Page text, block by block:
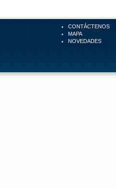
CONTÁCTENOS
MAPA
NOVEDADES